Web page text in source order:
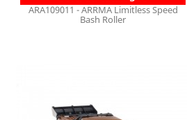
ARA109011 - ARRMA Limitless Speed
Bash Roller